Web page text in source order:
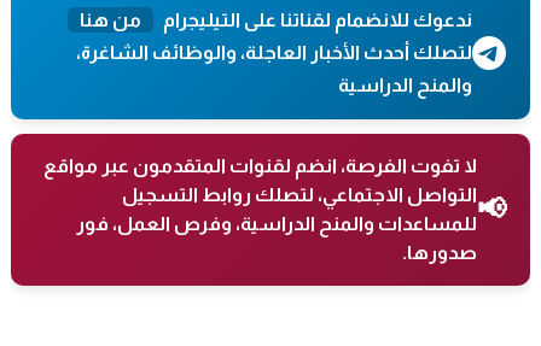
ندعوك للانضمام لقناتنا على التيليجرام
من هنا
لتصلك أحدث الأخبار العاجلة، والوظائف الشاغرة،
والمنح الدراسية
📢
لا تفوت الفرصة، انضم لقنوات المتقدمون عبر مواقع
التواصل الاجتماعي، لتصلك روابط التسجيل
للمساعدات والمنح الدراسية، وفرص العمل، فور
صدورها.